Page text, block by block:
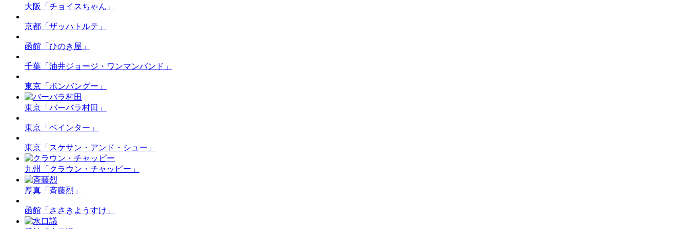
大阪「チョイスちゃん」
京都「ザッハトルテ」
函館「ひのき屋」
千葉「油井ジョージ・ワンマンバンド」
東京「ボンバングー」
東京「バーバラ村田」
東京「ペインター」
東京「スケサン・アンド・シュー」
九州「クラウン・チャッピー」
厚真「斉藤烈」
函館「ささきようすけ」